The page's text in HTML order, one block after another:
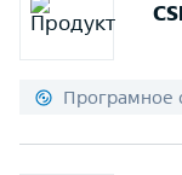
Програмное